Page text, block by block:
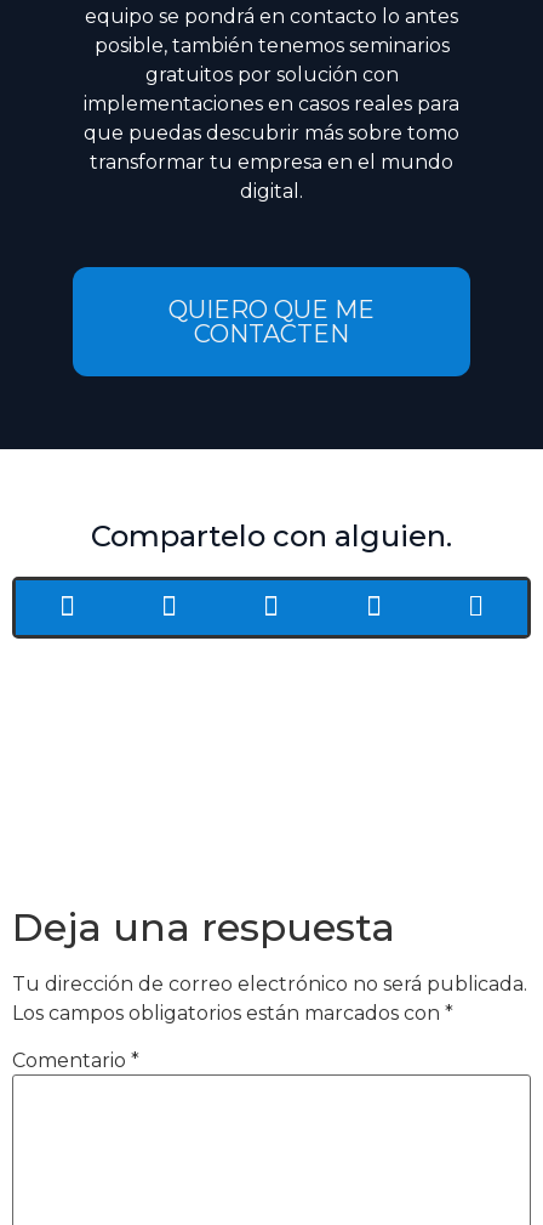
equipo se pondrá en contacto lo antes
posible, también tenemos seminarios
gratuitos por solución con
implementaciones en casos reales para
que puedas descubrir más sobre tomo
transformar tu empresa en el mundo
digital.
QUIERO QUE ME
CONTACTEN
Compartelo con alguien.
Deja una respuesta
Tu dirección de correo electrónico no será publicada.
Los campos obligatorios están marcados con *
Comentario *